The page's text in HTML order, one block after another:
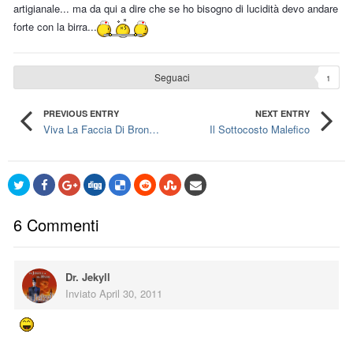
artigianale... ma da qui a dire che se ho bisogno di lucidità devo andare
forte con la birra...
Seguaci 1
PREVIOUS ENTRY
Viva La Faccia Di Bronzo... Ovvero "Francamente Me Ne Infischio"
NEXT ENTRY
Il Sottocosto Malefico
6 Commenti
Dr. Jekyll
Inviato April 30, 2011